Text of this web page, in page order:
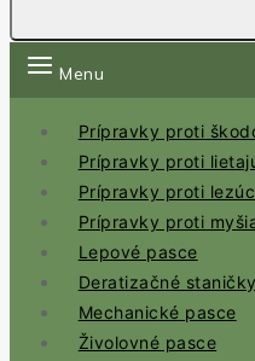
Menu
Prípravky proti
Prípravky proti
Prípravky proti
Prípravky proti
Lepové pasce
Deratizačné staničky
Mechanické pasce
Živolovné pasce